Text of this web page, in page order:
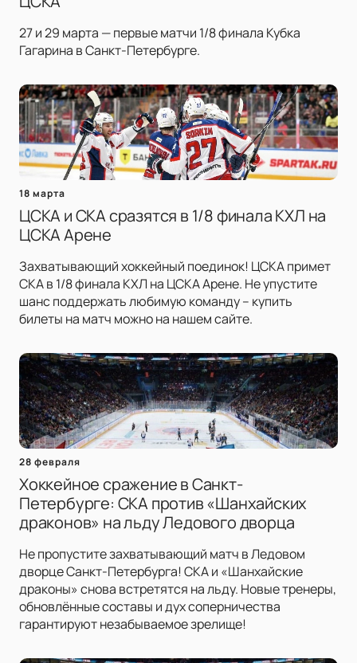
27 и 29 марта — первые матчи 1/8 финала Кубка
Гагарина в Санкт-Петербурге.
18 марта
ЦСКА и СКА сразятся в 1/8 финала КХЛ на
ЦСКА Арене
Захватывающий хоккейный поединок! ЦСКА примет
СКА в 1/8 финала КХЛ на ЦСКА Арене. Не упустите
шанс поддержать любимую команду – купить
билеты на матч можно на нашем сайте.
28 февраля
Хоккейное сражение в Санкт-
Петербурге: СКА против «Шанхайских
драконов» на льду Ледового дворца
Не пропустите захватывающий матч в Ледовом
дворце Санкт-Петербурга! СКА и «Шанхайские
драконы» снова встретятся на льду. Новые тренеры,
обновлённые составы и дух соперничества
гарантируют незабываемое зрелище!